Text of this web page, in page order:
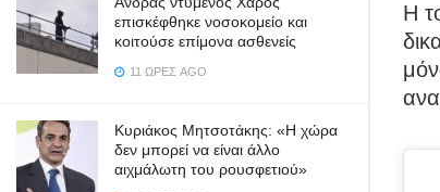
επισκέφθηκε νοσοκομείο και
κοιτούσε επίμονα ασθενείς
11 ΏΡΕΣ AGO
Κυριάκος Μητσοτάκης: «Η χώρα
δεν μπορεί να είναι άλλο
αιχμάλωτη του ρουσφετιού»
Η